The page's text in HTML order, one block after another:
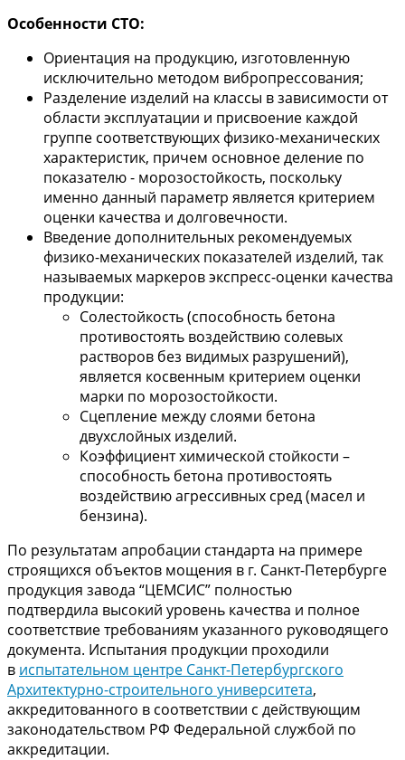
Особенности СТО:
Ориентация на продукцию, изготовленную
исключительно методом вибропрессования;
Разделение изделий на классы в зависимости от
области эксплуатации и присвоение каждой
группе соответствующих физико-механических
характеристик, причем основное деление по
показателю - морозостойкость, поскольку
именно данный параметр является критерием
оценки качества и долговечности.
Введение дополнительных рекомендуемых
физико-механических показателей изделий, так
называемых маркеров экспресс-оценки качества
продукции:
Cолестойкость (способность бетона
противостоять воздействию солевых
растворов без видимых разрушений),
является косвенным критерием оценки
марки по морозостойкости.
Сцепление между слоями бетона
двухслойных изделий.
Коэффициент химической стойкости –
способность бетона противостоять
воздействию агрессивных сред (масел и
бензина).
По результатам апробации стандарта на примере
строящихся объектов мощения в г. Санкт-Петербурге
продукция завода “ЦЕМСИС” полностью
подтвердила высокий уровень качества и полное
соответствие требованиям указанного руководящего
документа. Испытания продукции проходили
в испытательном центре Санкт-Петербургского
Архитектурно-строительного университета,
аккредитованного в соответствии с действующим
законодательством РФ Федеральной службой по
аккредитации.